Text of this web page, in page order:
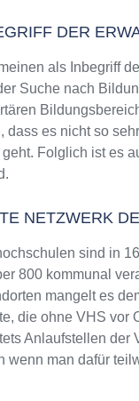
DER
als Inbegriff
Suche nach
dass es nicht so
Folglich ist es
NETZWERK
sind in
800 kommunal
mangelt es
die ohne VHS vor
Anlaufstellen
wenn man dafür